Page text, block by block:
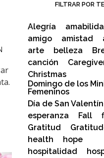
FILTRAR POR
Alegría
amigo
amistad
arte
belleza
canción
Christmas
Domingo de los
Femeninos
Día de San Valentín
esperanza
Fall
Gratitud
health
hope
hospitalidad